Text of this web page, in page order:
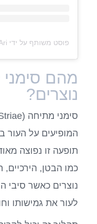
פוסט משותף על ידי ‏‎Dr. Keren Ben Ari | ד״ר קרן בן ארי‎‏ (@‏‎drkerenbenari‎‏)
מהם
נוצרים?
המופיעים על העור
תופעה זו נפוצה
כמו הבטן, הירכיים,
נוצרים כאשר סיבי
לעור את גמישותו